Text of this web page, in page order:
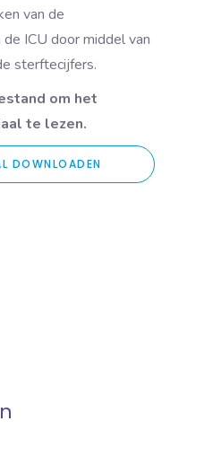
van de
ICU door middel van
sterftecijfers.
om het
te lezen.
DOWNLOADEN